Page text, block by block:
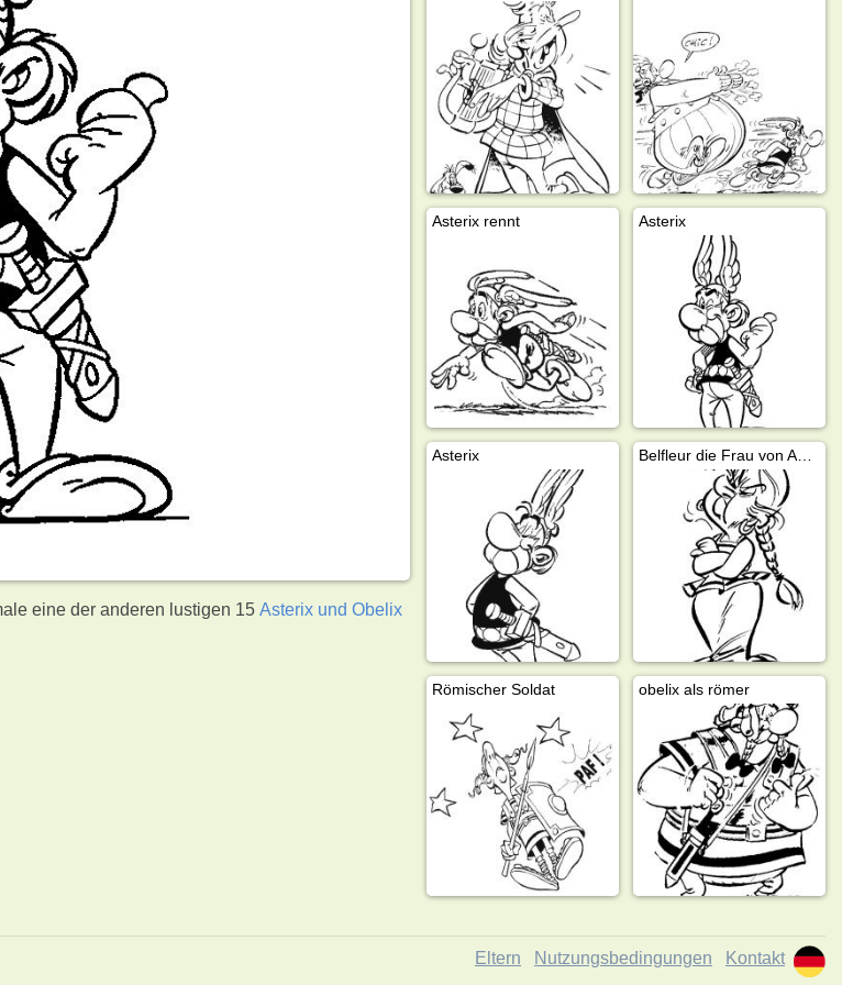
eine der anderen lustigen 15Asterix und Obelix
Asterix rennt Asterix
Asterix Belfleur die Frau von Abraracourcix
Römischer Soldat obelix als römer
Eltern Nutzungsbedingungen Kontakt